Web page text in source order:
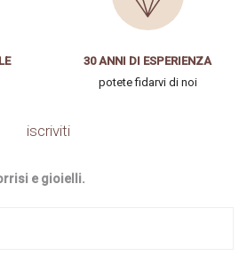
30 ANNI DI ESPERIENZA
potete fidarvi di noi
iscriviti
e gioielli.